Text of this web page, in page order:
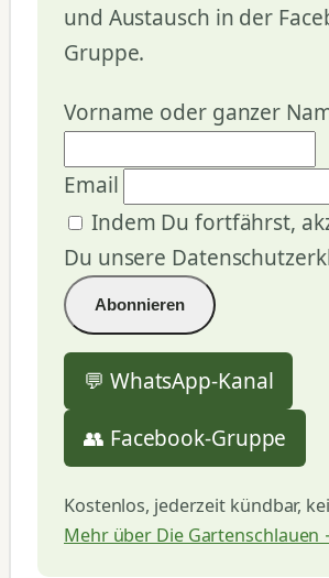
und Austausch in der
Gruppe.
Vorname oder ganzer
Email
Indem Du fortfährst,
Du unsere
💬 WhatsApp-Kanal
👥 Facebook-Gruppe
Kostenlos, jederzeit kündbar,
Mehr über Die Gartenschlauen